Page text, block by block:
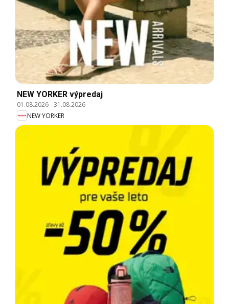
NEW YORKER výpredaj
01.08.2026-31.08.2026
NEW YORKER